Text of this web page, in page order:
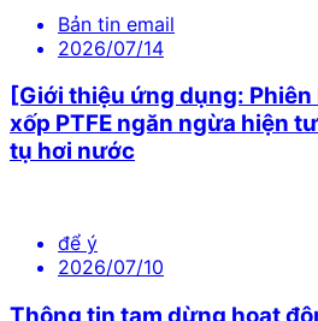
Bản tin email
2026/07/14
[Giới thiệu ứng dụng:
xốp PTFE ngăn ngừa hiện
tụ hơi nước
để ý
2026/07/10
Thông tin tạm dừng hoạt